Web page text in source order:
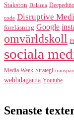
Stakston Dalarna
code Disruptive
föreläsning Google
omvärldskoll
sociala
Media Week Strategi
webbdagarna Youtube
Senaste